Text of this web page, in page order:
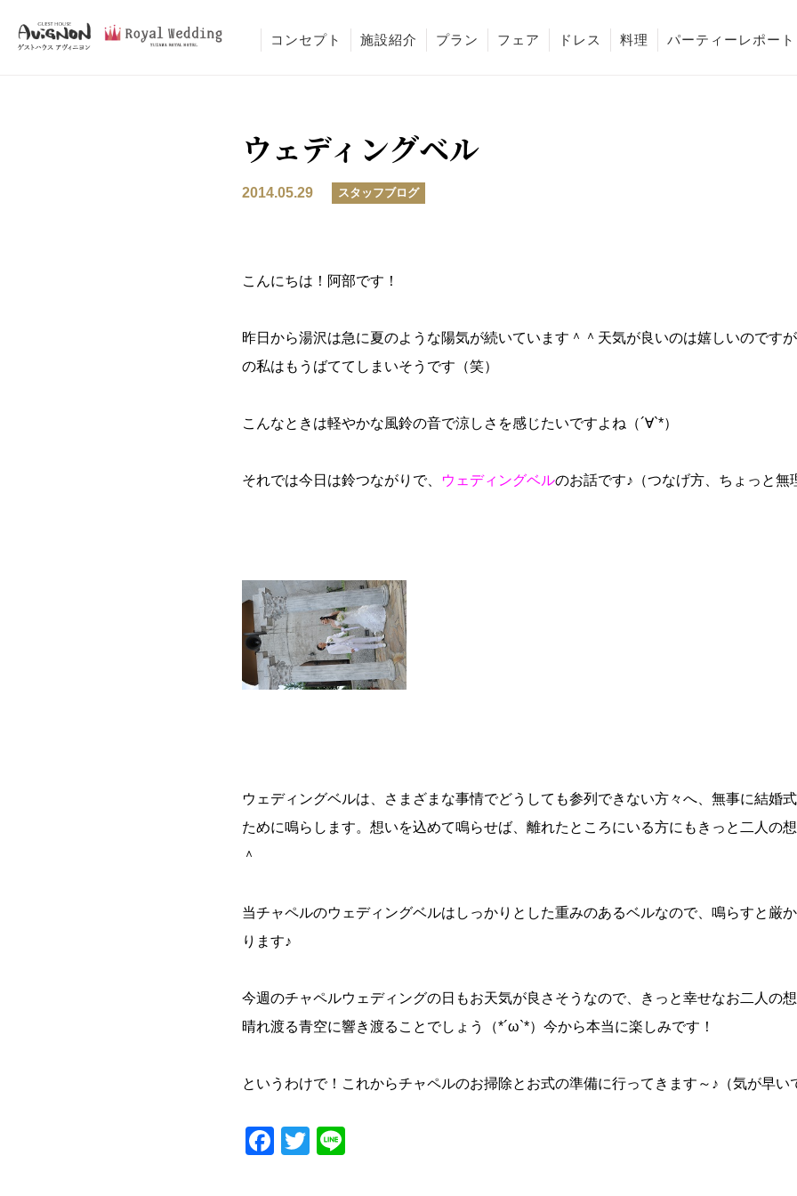
コンセプト 施設紹介 プラン フェア ドレス 料理 パーティーレポート
ウェディングベル
2014.05.29 スタッフブログ
こんにちは！阿部です！
昨日から湯沢は急に夏のような陽気が続いています＾＾天気が良いのは嬉しいのです
の私はもうばててしまいそうです（笑）
こんなときは軽やかな風鈴の音で涼しさを感じたいですよね（´∀`*）
それでは今日は鈴つながりで、 ウェディングベルのお話です♪（つなげ方、ちょっと無
ウェディングベルは、さまざまな事情でどうしても参列できない方々へ、無事に結婚
ために鳴らします。想いを込めて鳴らせば、離れたところにいる方にもきっと二人の
＾
当チャペルのウェディングベルはしっかりとした重みのあるベルなので、鳴らすと厳
ります♪
今週のチャペルウェディングの日もお天気が良さそうなので、きっと幸せなお二人の
晴れ渡る青空に響き渡ることでしょう（*´ω`*）今から本当に楽しみです！
というわけで！これからチャペルのお掃除とお式の準備に行ってきます～♪（気が早い
Facebook
Twitter